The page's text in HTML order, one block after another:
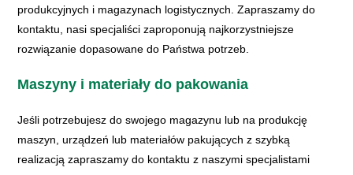
produkcyjnych i magazynach logistycznych. Zapraszamy do
kontaktu, nasi specjaliści zaproponują najkorzystniejsze
rozwiązanie dopasowane do Państwa potrzeb.
Maszyny i materiały do pakowania
Jeśli potrzebujesz do swojego magazynu lub na produkcję
maszyn, urządzeń lub materiałów pakujących z szybką
realizacją zapraszamy do kontaktu z naszymi specjalistami